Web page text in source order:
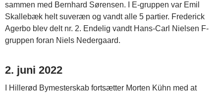
sammen med Bernhard Sørensen. I E-gruppen var Emil
Skallebæk helt suveræn og vandt alle 5 partier. Frederick
Agerbo blev delt nr. 2. Endelig vandt Hans-Carl Nielsen F-
gruppen foran Niels Nedergaard.
2. juni 2022
I Hillerød Bymesterskab fortsætter Morten Kühn med at